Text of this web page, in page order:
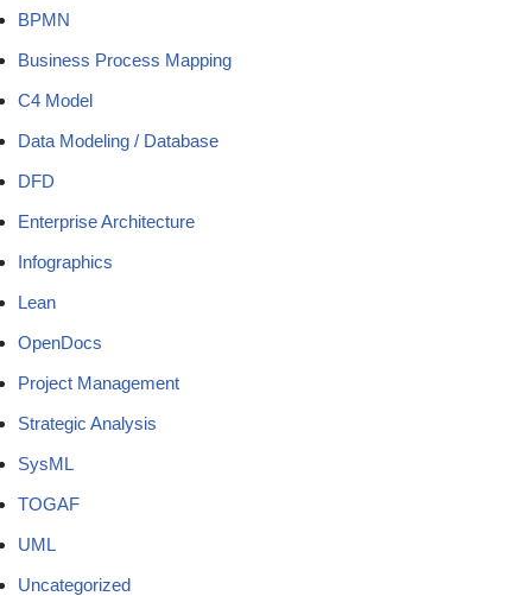
BPMN
Business Process Mapping
C4 Model
Data Modeling / Database
DFD
Enterprise Architecture
Infographics
Lean
OpenDocs
Project Management
Strategic Analysis
SysML
TOGAF
UML
Uncategorized